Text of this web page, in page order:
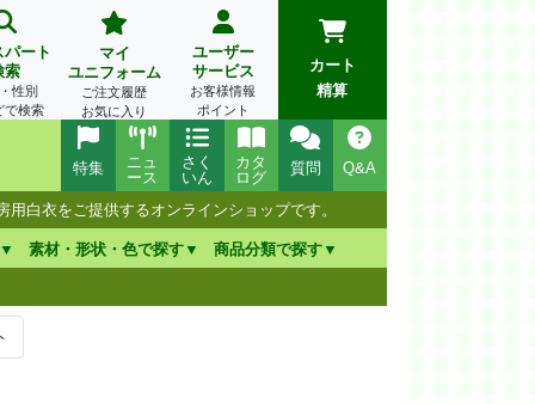
パート
索
性別
で検索
マイ
ユニフォーム
ご注文履歴
お気に入り
ユーザー
サービス
お客様情報
ポイント
カート
精算
Q&A
質問
カタ
ログ
さく
いん
ニュ
ース
特集
白衣をご提供するオンラインショップです。
素材・形状・色で探す 商品分類で探す